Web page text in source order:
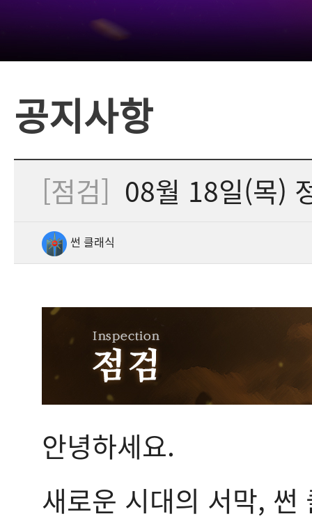
공지사항
[점검] 08월 18일(목)
썬 클래식
안녕하세요.
새로운 시대의 서막, 썬